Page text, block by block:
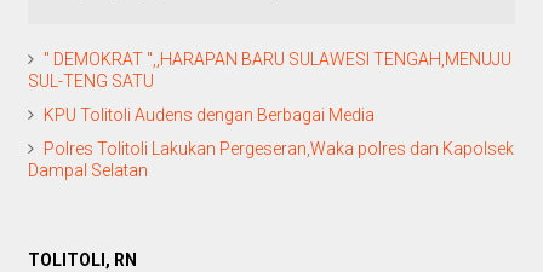
" DEMOKRAT ",,HARAPAN BARU SULAWESI TENGAH,MENUJU
SUL-TENG SATU
KPU Tolitoli Audens dengan Berbagai Media
Polres Tolitoli Lakukan Pergeseran,Waka polres dan Kapolsek
Dampal Selatan
TOLITOLI, RN